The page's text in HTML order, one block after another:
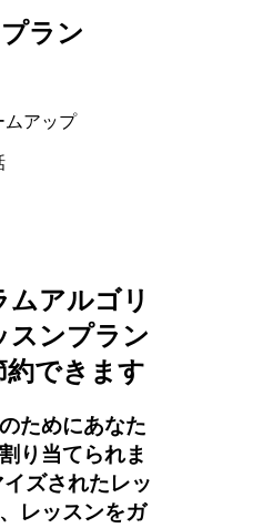
ラン
ムアップ
ムアルゴリ
スンプラン
約できます
ためにあなた
り当てられま
ズされたレッ
レッスンをガ